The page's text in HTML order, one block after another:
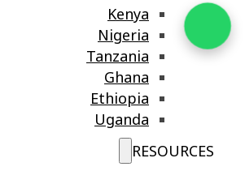
Kenya
Nigeria
Tanzania
Ghana
Ethiopia
Uganda
RESOURCES